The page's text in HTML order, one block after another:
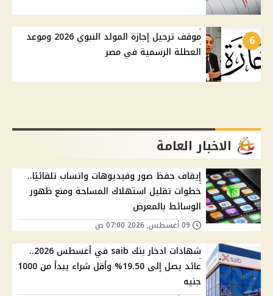
6
موقف ترحيل إجازة المولد النبوي 2026 وموعد
العطلة الرسمية في مصر
الاخبار العامة
إيقاف حفظ صور وفيديوهات واتساب تلقائيًا..
خطوات تقليل استهلاك المساحة ومنع ظهور
الوسائط بالمعرض
شهادات ادخار بنك saib في أغسطس 2026..
عائد يصل إلى 19.50% وأقل شراء يبدأ من 1000
جنيه